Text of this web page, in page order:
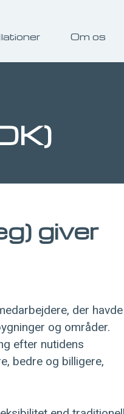
Om os
giver
der havde
og områder.
efter nutidens
bedre og billigere,